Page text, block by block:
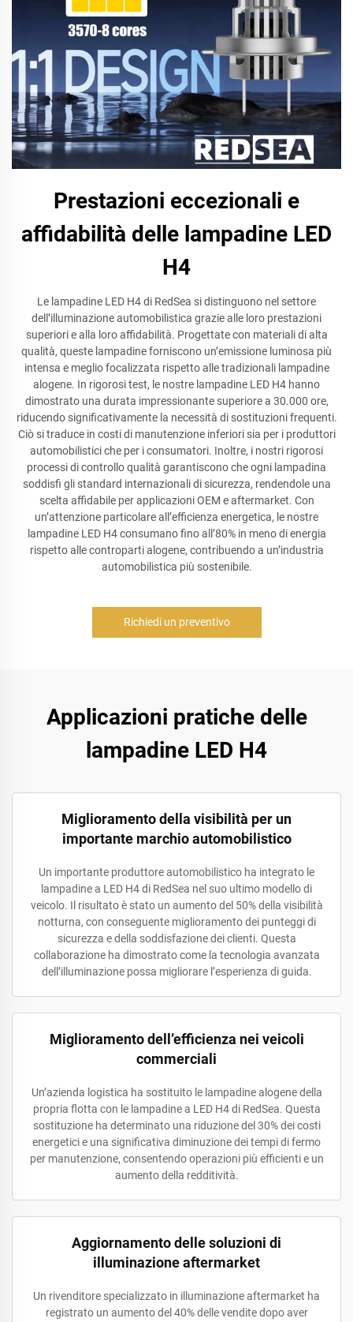
Prestazioni eccezionali e
affidabilità delle lampadine LED
H4
Le lampadine LED H4 di RedSea si distinguono nel settore
dell’illuminazione automobilistica grazie alle loro prestazioni
superiori e alla loro affidabilità. Progettate con materiali di alta
qualità, queste lampadine forniscono un’emissione luminosa più
intensa e meglio focalizzata rispetto alle tradizionali lampadine
alogene. In rigorosi test, le nostre lampadine LED H4 hanno
dimostrato una durata impressionante superiore a 30.000 ore,
riducendo significativamente la necessità di sostituzioni frequenti.
Ciò si traduce in costi di manutenzione inferiori sia per i produttori
automobilistici che per i consumatori. Inoltre, i nostri rigorosi
processi di controllo qualità garantiscono che ogni lampadina
soddisfi gli standard internazionali di sicurezza, rendendole una
scelta affidabile per applicazioni OEM e aftermarket. Con
un’attenzione particolare all’efficienza energetica, le nostre
lampadine LED H4 consumano fino all’80% in meno di energia
rispetto alle controparti alogene, contribuendo a un’industria
automobilistica più sostenibile.
Richiedi un preventivo
Applicazioni pratiche delle
lampadine LED H4
Miglioramento della visibilità per un
importante marchio automobilistico
Un importante produttore automobilistico ha integrato le
lampadine a LED H4 di RedSea nel suo ultimo modello di
veicolo. Il risultato è stato un aumento del 50% della visibilità
notturna, con conseguente miglioramento dei punteggi di
sicurezza e della soddisfazione dei clienti. Questa
collaborazione ha dimostrato come la tecnologia avanzata
dell’illuminazione possa migliorare l’esperienza di guida.
Miglioramento dell’efficienza nei veicoli
commerciali
Un’azienda logistica ha sostituito le lampadine alogene della
propria flotta con le lampadine a LED H4 di RedSea. Questa
sostituzione ha determinato una riduzione del 30% dei costi
energetici e una significativa diminuzione dei tempi di fermo
per manutenzione, consentendo operazioni più efficienti e un
aumento della redditività.
Aggiornamento delle soluzioni di
illuminazione aftermarket
Un rivenditore specializzato in illuminazione aftermarket ha
registrato un aumento del 40% delle vendite dopo aver